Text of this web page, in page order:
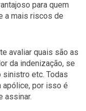
para quem
a mais riscos de
avaliar quais são as
da indenização, se
sinistro etc. Todas
por isso é
assinar.